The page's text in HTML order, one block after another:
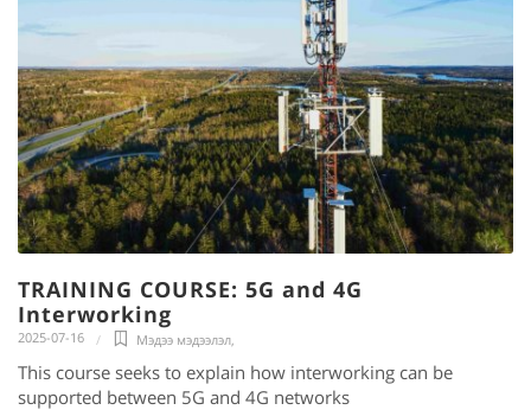
TRAINING COURSE: 5G and 4G
Interworking
2025-07-16 Мэдээ мэдээлэл,
This course seeks to explain how interworking can be
supported between 5G and 4G networks